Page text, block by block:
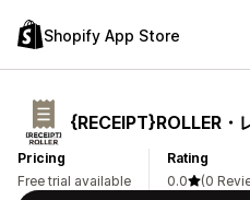
Shopify App Store
{RECEIPT}ROLLER・
Pricing
Free trial available
Rating
0.0
(0